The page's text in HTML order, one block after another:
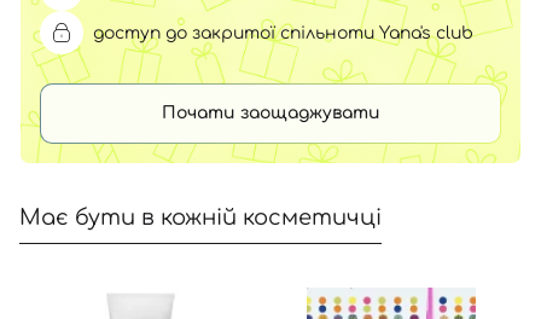
доступ до закритої спільноти Yana's club
Почати заощаджувати
Має бути в кожній косметичці